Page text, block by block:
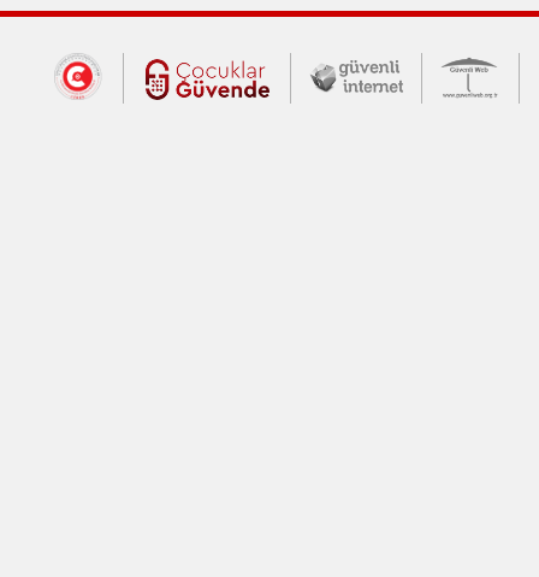
Dış Bağlantılar
Cumhurbaşkanlığı İletişim Merkezi
Çocuklar Güvende (yeni
Güvenli